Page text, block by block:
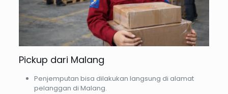
Pickup dari Malang
Penjemputan bisa dilakukan langsung di alamat
pelanggan di Malang.